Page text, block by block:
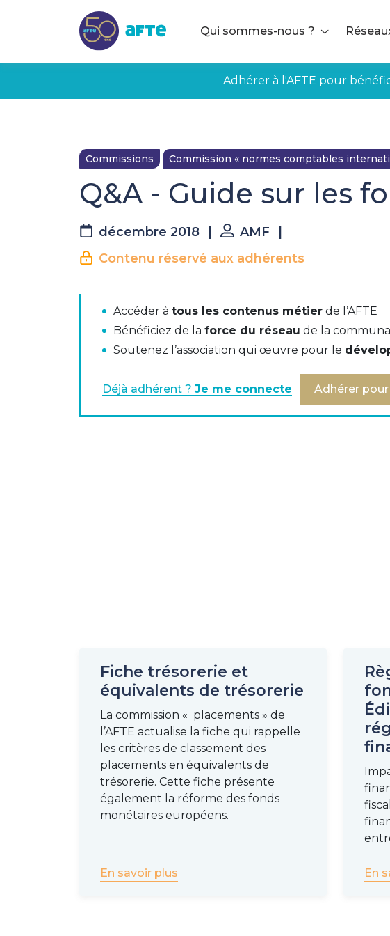
Qui sommes-nous ?
Adhérer à l'AFTE pour
Commissions Commission « normes comptables
Q&A - Guide sur les
décembre 2018 AMF
Contenu réservé aux adhérents
L'Autorité des Marchés Financiers a publié un
Guide pédagogique pour les sociétés de gestion de portefeuille
Accéder à tous les contenus métier de l’AFTE
Bénéficiez de la force du réseau de la
Soutenez l’association qui œuvre pour le
Déjà adhérent ? Je me connecte Adhérer
Fiche trésorerie et
équivalents de trésorerie
La commission « placements » de
l’AFTE actualise la fiche qui rappelle
les critères de classement des
placements en équivalents de
trésorerie. Cette fiche présente
également la réforme des fonds
monétaires européens.
En savoir plus En